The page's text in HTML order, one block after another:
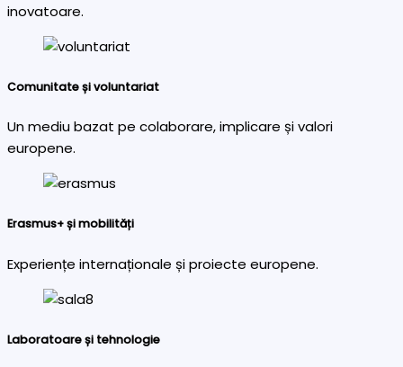
inovatoare.
Comunitate și voluntariat
Un mediu bazat pe colaborare, implicare și valori
europene.
Erasmus+ și mobilități
Experiențe internaționale și proiecte europene.
Laboratoare și tehnologie